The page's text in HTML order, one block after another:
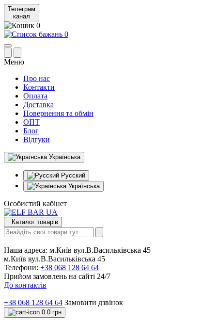
Телеграм
канал
0
0
Меню
Про нас
Контакти
Оплата
Доставка
Повернення та обмін
ОПТ
Блог
Відгуки
Українська
Русский
Українська
Особистий кабінет
Каталог товарів
Наша адреса: м.Київ вул.В.Васильківська 45
м.Київ вул.В.Васильківська 45
Телефони: +38 068 128 64 64
Прийом замовлень на сайті 24/7
До контактів
+38 068 128 64 64 Замовити дзвінок
0 0 грн